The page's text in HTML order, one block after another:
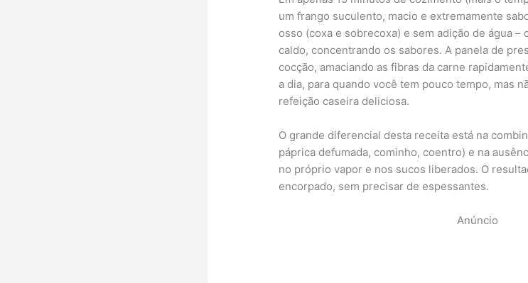
um frango suculento, macio e extremamente
osso (coxa e sobrecoxa) e sem adição de água
caldo, concentrando os sabores. A panela de
cocção, amaciando as fibras da carne
a dia, para quando você tem pouco tempo, mas
refeição caseira deliciosa.
O grande diferencial desta receita está na
páprica defumada, cominho, coentro) e na
no próprio vapor e nos sucos liberados. O
encorpado, sem precisar de espessantes.
Anúncio